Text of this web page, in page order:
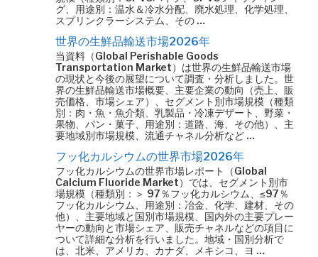
グ、用途別：温水＆冷水分配、廃水処理、化学処理、
スプリンクラーシステム、その …
世界の生鮮品輸送市場2026年
当資料（Global Perishable Goods
Transportation Market）は世界の生鮮品輸送市場
の現状と今後の展望について調査・分析しました。世
界の生鮮品輸送市場概要、主要企業の動向（売上、販
売価格、市場シェア）、セグメント別市場規模（種類
別：肉・魚・魚介類、乳製品・冷凍デザート、野菜・
果物、パン・菓子、用途別：道路、海、その他）、主
要地域別市場規模、流通チャネル分析など …
フッ化カルシウムの世界市場2026年
フッ化カルシウムの世界市場レポート（Global
Calcium Fluoride Market）では、セグメント別市
場規模（種類別：＞ 97％フッ化カルシウム、≤97％
フッ化カルシウム、用途別：冶金、化学、建材、その
他）、主要地域と国別市場規模、国内外の主要プレー
ヤーの動向と市場シェア、販売チャネルなどの項目に
ついて詳細な分析を行いました。地域・国別分析で
は、北米、アメリカ、カナダ、メキシコ、ヨ …